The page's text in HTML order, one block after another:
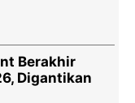
Berakhir
Digantikan